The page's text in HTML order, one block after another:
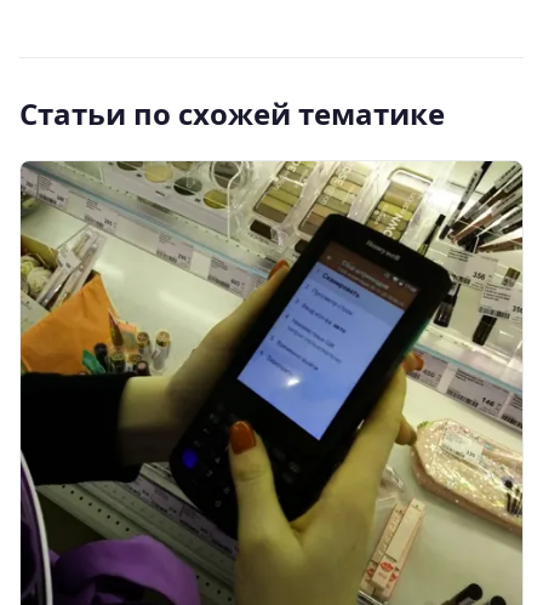
Статьи по схожей тематике